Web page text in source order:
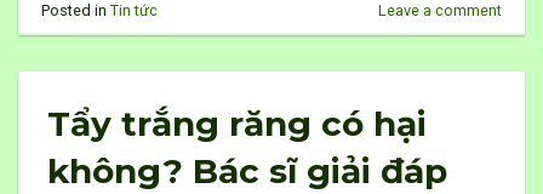
Posted inTin tức Leave a comment
Tẩy trắng răng có hại
không? Bác sĩ giải đáp